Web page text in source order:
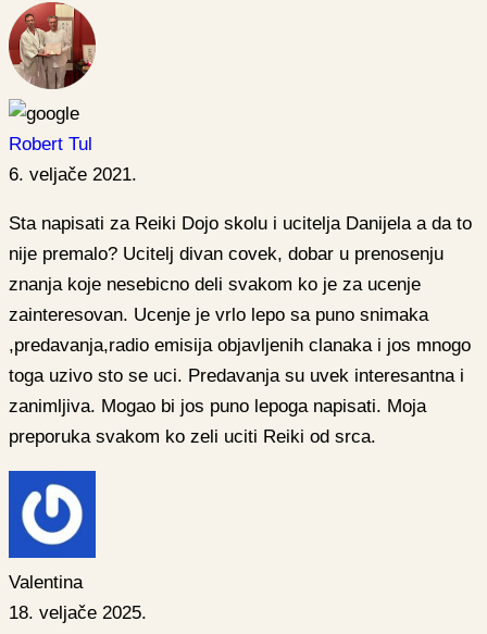
Robert Tul
6. veljače 2021.
Sta napisati za Reiki Dojo skolu i ucitelja Danijela a da to
nije premalo? Ucitelj divan covek, dobar u prenosenju
znanja koje nesebicno deli svakom ko je za ucenje
zainteresovan. Ucenje je vrlo lepo sa puno snimaka
,predavanja,radio emisija objavljenih clanaka i jos mnogo
toga uzivo sto se uci. Predavanja su uvek interesantna i
zanimljiva. Mogao bi jos puno lepoga napisati. Moja
preporuka svakom ko zeli uciti Reiki od srca.
Valentina
18. veljače 2025.